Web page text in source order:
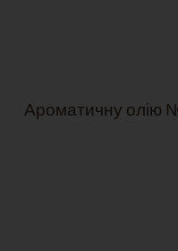
Ароматичну олію №.